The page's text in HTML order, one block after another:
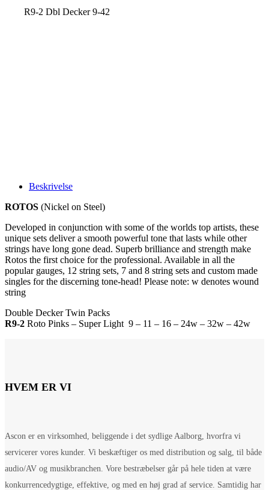
R9-2 Dbl Decker 9-42
Beskrivelse
ROTOS (Nickel on Steel)
Developed in conjunction with some of the worlds top artists, these
unique sets deliver a smooth powerful tone that lasts while other
strings have long gone dead. Superb brilliance and strength make
Rotos the first choice for the professional. Available in all the
popular gauges, 12 string sets, 7 and 8 string sets and custom made
singles for the discerning tone-head! Please note: w denotes wound
string
Double Decker Twin Packs
R9-2 Roto Pinks – Super Light 9 – 11 – 16 – 24w – 32w – 42w
HVEM ER VI
Ascon er en virksomhed, beliggende i det sydlige Aalborg, hvorfra vi
servicerer vores kunder. Vi beskæftiger os med distribution og salg, til både
audio/AV og musikbranchen. Vore bestræbelser går på hele tiden at være
konkurrencedygtige, effektive, og med en høj grad af service. Samtidig har